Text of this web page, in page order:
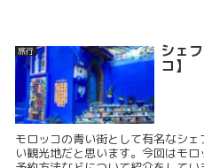
旅行 シェ
コ】
モロッコの青い街として有名なシ
い観光地だと思います。今回はモ